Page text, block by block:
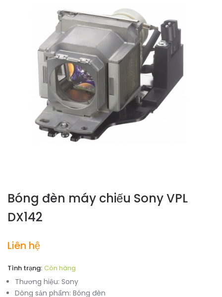
Bóng đèn máy chiếu Sony VPL
DX142
Liên hệ
Tình trạng: Còn hàng
Thương hiệu: Sony
Dòng sản phẩm: Bóng đèn